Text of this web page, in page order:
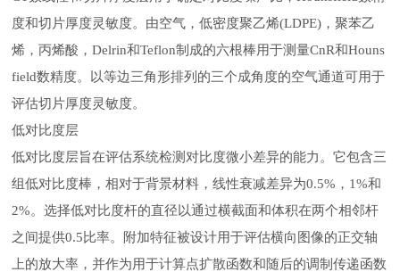
度和切片厚度灵敏度。由空气，低密度聚乙烯(LDPE)，聚苯乙
烯，丙烯酸，Delrin和Teflon制成的六根棒用于测量CnR和Houns
field数精度。以等边三角形排列的三个成角度的空气通道可用于
评估切片厚度灵敏度。
低对比度层
低对比度层旨在评估系统检测对比度微小差异的能力。它包含三
组低对比度棒，相对于背景材料，线性衰减差异为0.5%，1%和
2%。选择低对比度杆的直径以通过横截面和体积在两个相邻杆
之间提供0.5比率。附加特征被设计用于评估横向图像的正交轴
上的放大率，并作为用于计算点扩散函数和随后的调制传递函数